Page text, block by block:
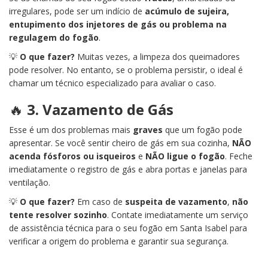
irregulares, pode ser um indício de acúmulo de sujeira,
entupimento dos injetores de gás ou problema na
regulagem do fogão.
💡 O que fazer? Muitas vezes, a limpeza dos queimadores
pode resolver. No entanto, se o problema persistir, o ideal é
chamar um técnico especializado para avaliar o caso.
🔥 3. Vazamento de Gás
Esse é um dos problemas mais graves que um fogão pode
apresentar. Se você sentir cheiro de gás em sua cozinha, NÃO
acenda fósforos ou isqueiros e NÃO ligue o fogão. Feche
imediatamente o registro de gás e abra portas e janelas para
ventilação.
💡 O que fazer? Em caso de suspeita de vazamento, não
tente resolver sozinho. Contate imediatamente um serviço
de assistência técnica para o seu fogão em Santa Isabel para
verificar a origem do problema e garantir sua segurança.